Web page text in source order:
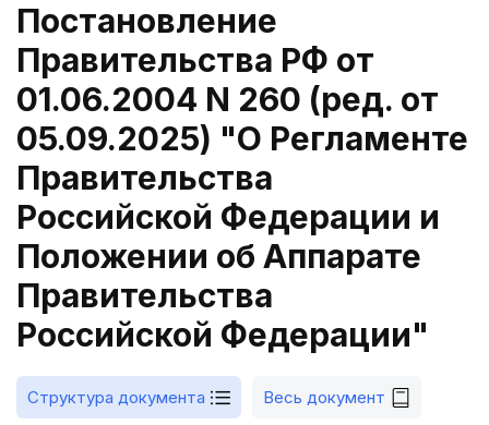
Постановление
Правительства РФ от
01.06.2004 N 260 (ред. от
05.09.2025) "О Регламенте
Правительства
Российской Федерации и
Положении об Аппарате
Правительства
Российской Федерации"
Структура документа Весь документ